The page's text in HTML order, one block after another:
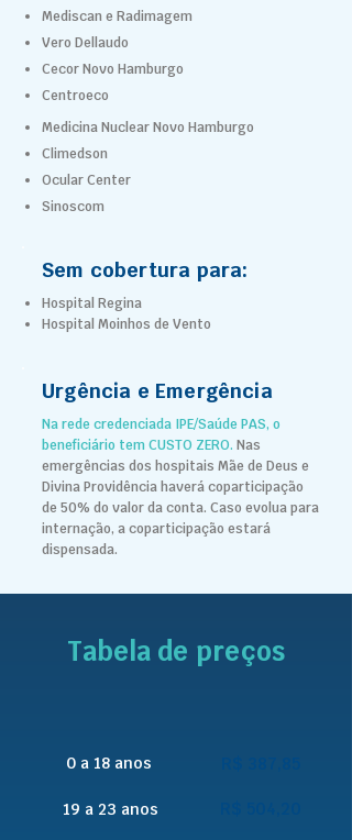
Mediscan e Radimagem
Vero Dellaudo
Cecor Novo Hamburgo
Centroeco
Medicina Nuclear Novo Hamburgo
Climedson
Ocular Center
Sinoscom
Sem cobertura para:
Hospital Regina
Hospital Moinhos de Vento
Urgência e Emergência
Na rede credenciada IPE/Saúde PAS, o
beneficiário tem CUSTO ZERO. Nas
emergências dos hospitais Mãe de Deus e
Divina Providência haverá coparticipação
de 50% do valor da conta. Caso evolua para
internação, a coparticipação estará
dispensada.
Tabela de preços
0 a 18 anos
19 a 23 anos